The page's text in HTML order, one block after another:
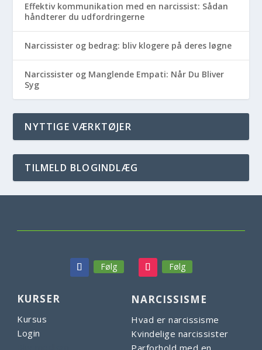
Effektiv kommunikation med en narcissist: Sådan
håndterer du udfordringerne
Narcissister og bedrag: bliv klogere på deres løgne
Narcissister og Manglende Empati: Når Du Bliver
Syg
NYTTIGE VÆRKTØJER
TILMELD BLOGINDLÆG
Følg Følg
KURSER
Kursus
Login
NARCISSISME
Hvad er narcissisme
Kvindelige narcissister